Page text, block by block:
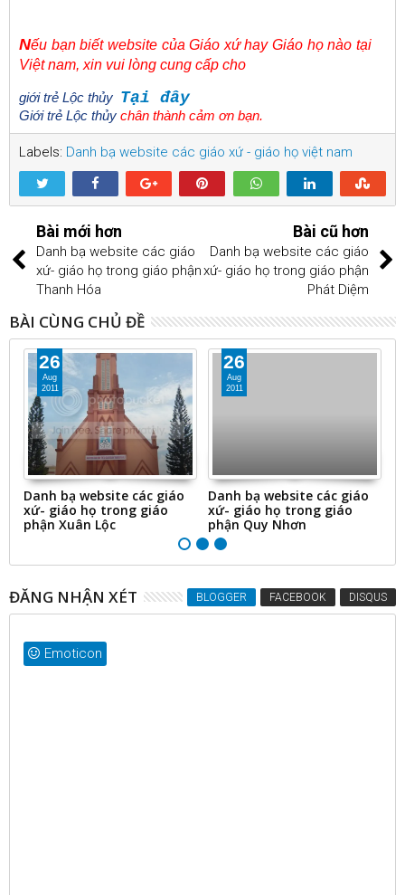
Nếu bạn biết website của Giáo xứ hay Giáo họ nào tại
Việt nam, xin vui lòng cung cấp cho
giới trẻ Lộc thủy Tại đây
Giới trẻ Lộc thủy chân thành cảm ơn bạn.
Labels: Danh bạ website các giáo xứ - giáo họ việt nam
Bài mới hơn
Danh bạ website các giáo
xứ- giáo họ trong giáo phận
Thanh Hóa
Bài cũ hơn
Danh bạ website các giáo
xứ- giáo họ trong giáo phận
Phát Diệm
BÀI CÙNG CHỦ ĐỀ
26
Aug
2011
Danh bạ website các giáo
xứ- giáo họ trong giáo
phận Quy Nhơn
26
Aug
2011
Danh bạ website các giáo
xứ- giáo họ trong giáo
phận Vĩnh Long
ĐĂNG NHẬN XÉT BLOGGER FACEBOOK DISQUS
Emoticon